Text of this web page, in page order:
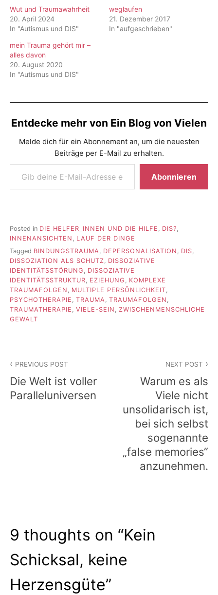
Wut und Traumawahrheit
20. April 2024
In "Autismus und DIS"
weglaufen
21. Dezember 2017
In "aufgeschrieben"
mein Trauma gehört mir –
alles davon
20. August 2020
In "Autismus und DIS"
Entdecke mehr von Ein Blog von Vielen
Melde dich für ein Abonnement an, um die neuesten
Beiträge per E-Mail zu erhalten.
Gib deine E-Mail-Adresse ein ...
Abonnieren
Posted in DIE HELFER_INNEN UND DIE HILFE DIS?
INNENANSICHTEN
LAUF DER DINGE
Tagged BINDUNGSTRAUMA, DEPERSONALISATION , DIS,
DISSOZIATION ALS SCHUTZ, DISSOZIATIVE
IDENTITÄTSSTÖRUNG , DISSOZIATIVE
IDENTITÄTSSTRUKTUR, EZIEHUNG , KOMPLEXE
TRAUMAFOLGEN , MULTIPLE PERSÖNLICHKEIT,
PSYCHOTHERAPIE , TRAUMA, TRAUMAFOLGEN ,
TRAUMATHERAPIE , VIELE-SEIN , ZWISCHENMENSCHLICHE
GEWALT
PREVIOUS POST
Die Welt ist voller
Paralleluniversen
NEXT POST
Warum es als
Viele nicht
unsolidarisch ist,
bei sich selbst
sogenannte
„false memories“
anzunehmen.
9 thoughts on “Kein
Schicksal, keine
Herzensgüte”